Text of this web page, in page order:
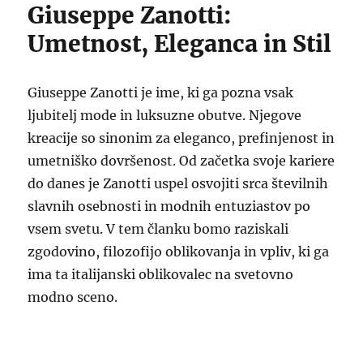
Giuseppe Zanotti:
Umetnost, Eleganca in Stil
Giuseppe Zanotti je ime, ki ga pozna vsak
ljubitelj mode in luksuzne obutve. Njegove
kreacije so sinonim za eleganco, prefinjenost in
umetniško dovršenost. Od začetka svoje kariere
do danes je Zanotti uspel osvojiti srca številnih
slavnih osebnosti in modnih entuziastov po
vsem svetu. V tem članku bomo raziskali
zgodovino, filozofijo oblikovanja in vpliv, ki ga
ima ta italijanski oblikovalec na svetovno
modno sceno.